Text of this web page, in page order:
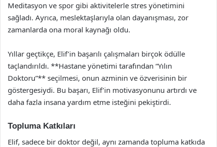
Meditasyon ve spor gibi aktivitelerle stres yönetimini
sağladı. Ayrıca, meslektaşlarıyla olan dayanışması, zor
zamanlarda ona moral kaynağı oldu.
Yıllar geçtikçe, Elif’in başarılı çalışmaları birçok ödülle
taçlandırıldı. **Hastane yönetimi tarafından “Yılın
Doktoru”** seçilmesi, onun azminin ve özverisinin bir
göstergesiydi. Bu başarı, Elif’in motivasyonunu artırdı ve
daha fazla insana yardım etme isteğini pekiştirdi.
Topluma Katkıları
Elif, sadece bir doktor değil, aynı zamanda topluma katkıda